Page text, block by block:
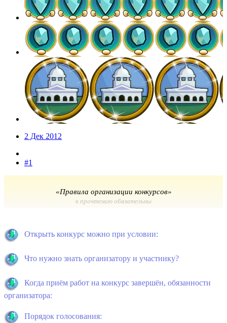
2 Дек 2012
#1
«Правила организации конкурсов»
к прочтению обязательны
Открыть конкурс можно при условии:
Что нужно знать организатору и участнику?
Когда приём работ на конкурс завершён, обязанности
организатора:
Порядок голосования: